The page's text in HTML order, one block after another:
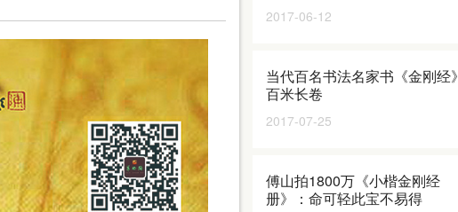
2017-06-12
当代百名书法名家书《金刚经》
百米长卷
2017-07-25
傅山拍1800万《小楷金刚经
册》：命可轻此宝不易得